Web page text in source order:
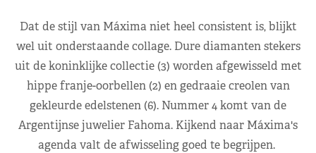
Dat de stijl van Máxima niet heel consistent is, blijkt
wel uit onderstaande collage. Dure diamanten stekers
uit de koninklijke collectie (3) worden afgewisseld met
hippe franje-oorbellen (2) en gedraaie creolen van
gekleurde edelstenen (6). Nummer 4 komt van de
Argentijnse juwelier Fahoma. Kijkend naar Máxima's
agenda valt de afwisseling goed te begrijpen.